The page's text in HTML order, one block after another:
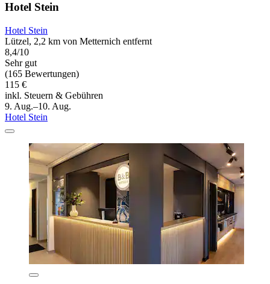
Hotel Stein
Hotel Stein
Lützel, 2,2 km von Metternich entfernt
8,4/10
Sehr gut
(165 Bewertungen)
115 €
inkl. Steuern & Gebühren
9. Aug.–10. Aug.
Hotel Stein